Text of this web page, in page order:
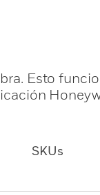
Esto
SKUs